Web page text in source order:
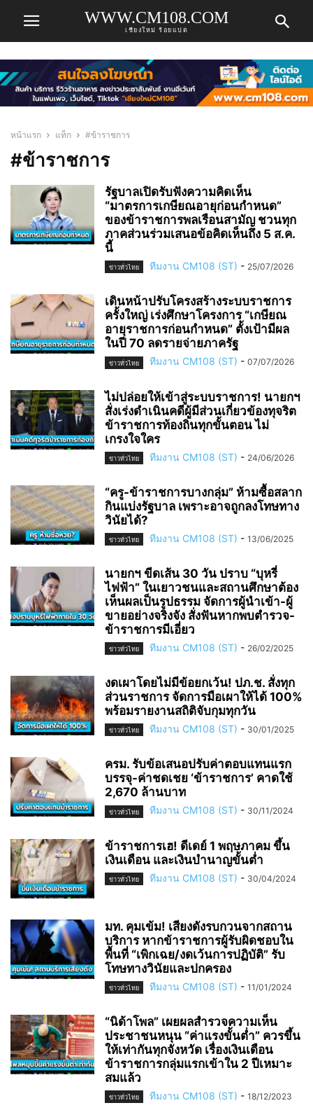
WWW.CM108.COM
เชียงใหม่ ร้อยแปด
หน้าแรก แท็ก #ข้าราชการ
#ข้าราชการ
รัฐบาลเปิดรับฟังความคิดเห็น
“มาตรการเกษียณอายุก่อนกำหนด”
ของข้าราชการพลเรือนสามัญ ชวนทุก
ภาคส่วนร่วมเสนอข้อคิดเห็นถึง 5 ส.ค.
นี้
ข่าวทั่วไทย ทีมงาน CM108 (ST) - 25/07/2026
เดินหน้าปรับโครงสร้างระบบราชการ
ครั้งใหญ่ เร่งศึกษาโครงการ “เกษียณ
อายุราชการก่อนกำหนด” ตั้งเป้ามีผล
ในปี 70 ลดรายจ่ายภาครัฐ
ข่าวทั่วไทย ทีมงาน CM108 (ST) - 07/07/2026
ไม่ปล่อยให้เข้าสู่ระบบราชการ! นายกฯ
สั่งเร่งดำเนินคดีผู้มีส่วนเกี่ยวข้องทุจริต
ข้าราชการท้องถิ่นทุกขั้นตอน ไม่
เกรงใจใคร
ข่าวทั่วไทย ทีมงาน CM108 (ST) - 24/06/2026
“ครู-ข้าราชการบางกลุ่ม” ห้ามซื้อสลาก
กินแบ่งรัฐบาล เพราะอาจถูกลงโทษทาง
วินัยได้?
ข่าวทั่วไทย ทีมงาน CM108 (ST) - 13/06/2025
นายกฯ ขีดเส้น 30 วัน ปราบ “บุหรี่
ไฟฟ้า” ในเยาวชนและสถานศึกษาต้อง
เห็นผลเป็นรูปธรรม จัดการผู้นำเข้า-ผู้
ขายอย่างจริงจัง สั่งฟันหากพบตำรวจ-
ข้าราชการมีเอี่ยว
ข่าวทั่วไทย ทีมงาน CM108 (ST) - 26/02/2025
งดเผาโดยไม่มีข้อยกเว้น! ปภ.ช. สั่งทุก
ส่วนราชการ จัดการมือเผาให้ได้ 100%
พร้อมรายงานสถิติจับกุมทุกวัน
ข่าวทั่วไทย ทีมงาน CM108 (ST) - 30/01/2025
ครม. รับข้อเสนอปรับค่าตอบแทนแรก
บรรจุ-ค่าชดเชย ‘ข้าราชการ’ คาดใช้
2,670 ล้านบาท
ข่าวทั่วไทย ทีมงาน CM108 (ST) - 30/11/2024
ข้าราชการเฮ! ดีเดย์ 1 พฤษภาคม ขึ้น
เงินเดือน และเงินบำนาญขั้นต่ำ
ข่าวทั่วไทย ทีมงาน CM108 (ST) - 30/04/2024
มท. คุมเข้ม! เสียงดังรบกวนจากสถาน
บริการ หากข้าราชการผู้รับผิดชอบใน
พื้นที่ “เพิกเฉย/งดเว้นการปฏิบัติ” รับ
โทษทางวินัยและปกครอง
ข่าวทั่วไทย ทีมงาน CM108 (ST) - 11/01/2024
“นิด้าโพล” เผยผลสำรวจความเห็น
ประชาชนหนุน “ค่าแรงขั้นต่ำ” ควรขึ้น
ให้เท่ากันทุกจังหวัด เรื่องเงินเดือน
ข้าราชการกลุ่มแรกเข้าใน 2 ปีเหมาะ
สมแล้ว
ข่าวทั่วไทย ทีมงาน CM108 (ST) - 18/12/2023